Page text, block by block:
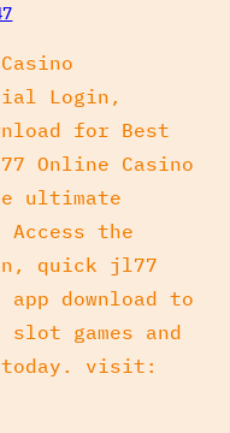
Login,
for Best
Online Casino
ultimate
Access the
quick jl77
download to
games and
today. visit: